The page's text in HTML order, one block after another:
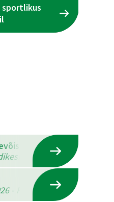
sportlikus
, K 22.07.2026 - N
- P 17.05.2026